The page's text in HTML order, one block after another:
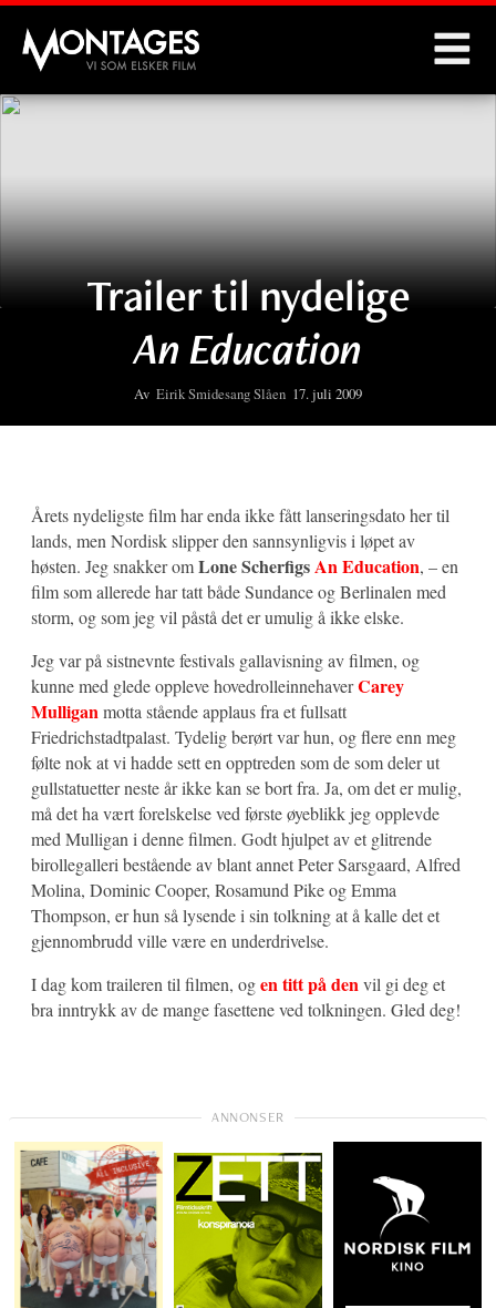
Montages
Trailer til nydelige
An Education
Av Eirik Smidesang Slåen 17. juli 2009
Årets nydeligste film har enda ikke fått lanseringsdato her til
lands, men Nordisk slipper den sannsynligvis i løpet av
høsten. Jeg snakker omLone ScherfigsAn Education, – en
film som allerede har tatt både Sundanceog Berlinalen med
storm, og som jeg vil påstå det er umulig å ikke elske.
Jeg var på sistnevnte festivals gallavisning av filmen, og
kunne med gledeoppleve hovedrolleinnehaverCarey
Mulliganmotta stående applaus fra et fullsatt
Friedrichstadtpalast. Tydelig berørt var hun, og flere enn meg
følte nok at vi hadde sett enopptreden som de som deler ut
gullstatuetter neste år ikke kan sebort fra. Ja, om det er mulig,
må det ha vært forelskelse ved første øyeblikk jegopplevde
med Mulligan i denne filmen. Godt hjulpet av et glitrende
birollegalleri bestående av blant annetPeter Sarsgaard, Alfred
Molina, Dominic Cooper, Rosamund Pike og Emma
Thompson, er hun så lysendei sin tolkning at å kalle det et
gjennombrudd ville være en underdrivelse.
I dag kom traileren til filmen, ogen titt på denvil gi deg et
bra inntrykk av de mange fasettene ved tolkningen. Gled deg!